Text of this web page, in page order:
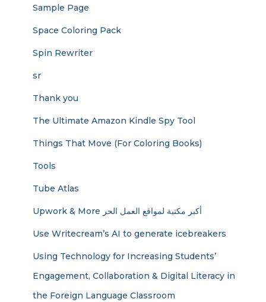
Sample Page
Space Coloring Pack
Spin Rewriter
sr
Thank you
The Ultimate Amazon Kindle Spy Tool
Things That Move (For Coloring Books)
Tools
Tube Atlas
Upwork & More أكبر مكتبة لمواقع العمل الحر
Use Writecream’s AI to generate icebreakers
Using Technology for Increasing Students’
Engagement, Collaboration & Digital Literacy in
the Foreign Language Classroom